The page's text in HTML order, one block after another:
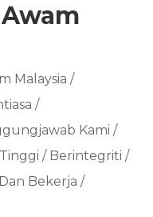
Malaysia /
/
Kami /
/ Berintegriti /
Bekerja /